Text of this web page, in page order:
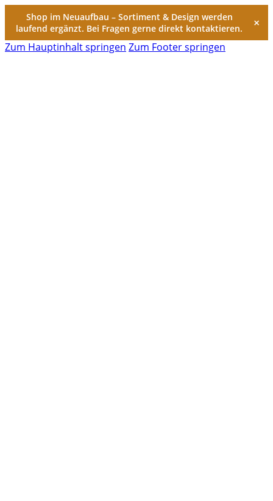
Shop im Neuaufbau – Sortiment & Design werden
laufend ergänzt. Bei Fragen gerne direkt kontaktieren.
×
Zum Hauptinhalt springen Zum Footer springen